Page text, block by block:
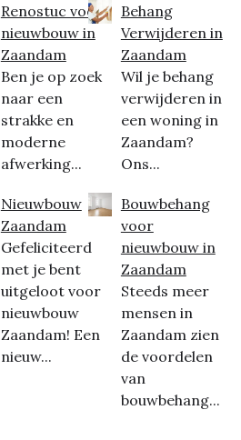
Renostuc voor
nieuwbouw in
Zaandam
Ben je op zoek
naar een
strakke en
moderne
afwerking...
Nieuwbouw
Zaandam
Gefeliciteerd
met je bent
uitgeloot voor
nieuwbouw
Zaandam! Een
nieuw...
Behang
Verwijderen in
Zaandam
Wil je behang
verwijderen in
een woning in
Zaandam?
Ons...
Bouwbehang
voor
nieuwbouw in
Zaandam
Steeds meer
mensen in
Zaandam zien
de voordelen
van
bouwbehang...